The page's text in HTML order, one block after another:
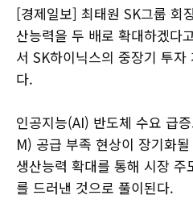
[경제일보] 최태원 SK그룹 회
산능력을 두 배로 확대하겠다
서 SK하이닉스의 중장기 투
다.
인공지능(AI) 반도체 수요 급
M) 공급 부족 현상이 장기화
생산능력 확대를 통해 시장 주
를 드러낸 것으로 풀이된다.